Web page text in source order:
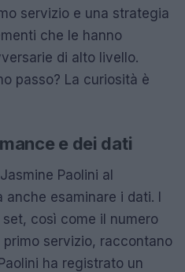
servizio e una strategia
che le hanno
di alto livello.
passo? La curiosità è
e dei dati
Paolini al
esaminare i dati. I
così come il numero
servizio, raccontano
ha registrato un